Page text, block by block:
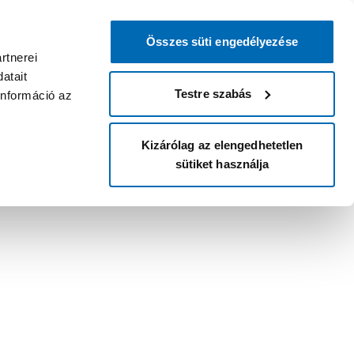
az
Összes süti engedélyezése
Testre szabás
Kizárólag az elengedhetetlen
sütiket használja